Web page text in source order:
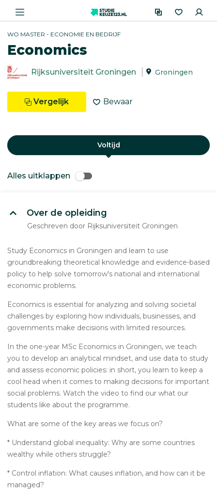
WO MASTER - ECONOMIE EN BEDRIJF
Economics
Rijksuniversiteit Groningen Groningen
Vergelijk Bewaar
Voltijd
Alles uitklappen
Over de opleiding
Geschreven door Rijksuniversiteit Groningen
Study Economics in Groningen and learn to use
groundbreaking theoretical knowledge and evidence-based
policy to help solve tomorrow's national and international
economic problems.
Economics is essential for analyzing and solving societal
challenges by exploring how individuals, businesses, and
governments make decisions with limited resources.
In the one-year MSc Economics in Groningen, we teach
you to develop an analytical mindset, and use data to study
and assess economic policies: in short, you learn to keep a
cool head when it comes to making decisions for important
social problems. Watch the video to find our what our
students like about the programme.
What are some of the key areas we focus on?
* Understand global inequality: Why are some countries
wealthy while others struggle?
* Control inflation: What causes inflation, and how can it be
managed?